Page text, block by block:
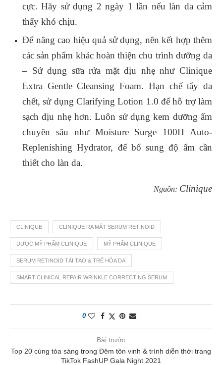
cực. Hãy sử dụng 2 ngày 1 lần nếu làn da cảm
thấy khó chịu.
Để nâng cao hiệu quả sử dụng, nên kết hợp thêm
các sản phẩm khác hoàn thiện chu trình dưỡng da
– Sử dụng sữa rửa mặt dịu nhẹ như Clinique
Extra Gentle Cleansing Foam. Hạn chế tẩy da
chết, sử dụng Clarifying Lotion 1.0 để hỗ trợ làm
sạch dịu nhẹ hơn. Luôn sử dụng kem dưỡng ẩm
chuyên sâu như Moisture Surge 100H Auto-
Replenishing Hydrator, để bổ sung độ ẩm cần
thiết cho làn da.
Nguồn: Clinique
CLINIQUE CLINIQUE RA MẮT SERUM RETINOID
DƯỢC MỸ PHẨM CLINIQUE MỸ PHẨM CLINIQUE
SERUM RETINOID TÁI TẠO & TRẺ HÓA DA
SMART CLINICAL REPAIR WRINKLE CORRECTING SERUM
0
Bài trước
Top 20 cùng tỏa sáng trong Đêm tôn vinh & trình diễn thời trang
TikTok FashUP Gala Night 2021